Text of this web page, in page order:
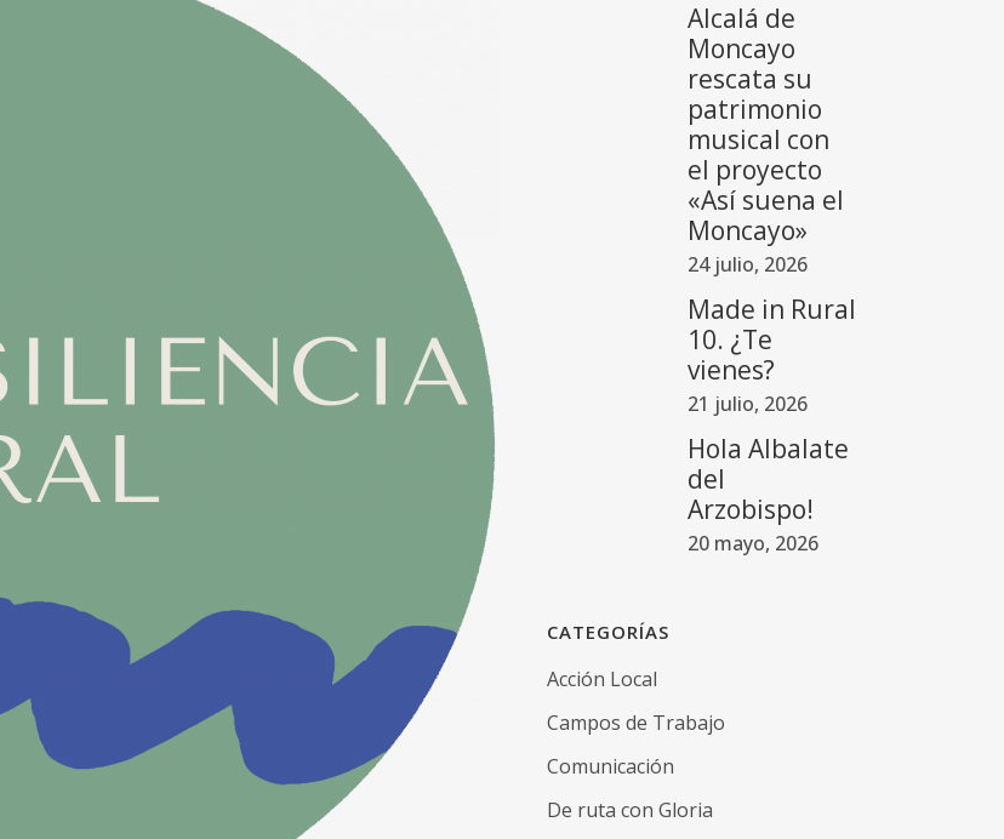
Alcalá de
Moncayo
rescata su
patrimonio
musical con
el proyecto
«Así suena el
Moncayo»
24 julio, 2026
Made in Rural
10. ¿Te
vienes?
21 julio, 2026
Hola Albalate
del
Arzobispo!
20 mayo, 2026
CATEGORÍAS
Acción Local
Campos de Trabajo
Comunicación
De ruta con Gloria